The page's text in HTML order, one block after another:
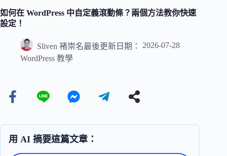
如何在 WordPress 中自定義滾動條？兩個方法教你快速
設定！
Sliven 褚崇名最後更新日期：
2026-07-28
WordPress 教學
用 AI 摘要這篇文章：